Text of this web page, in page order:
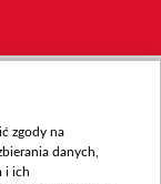
zgody na
danych,
i ich